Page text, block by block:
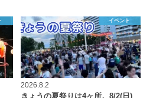
イベント
2026.8.2
きょうの夏祭りは4ヶ所。8/2(日)